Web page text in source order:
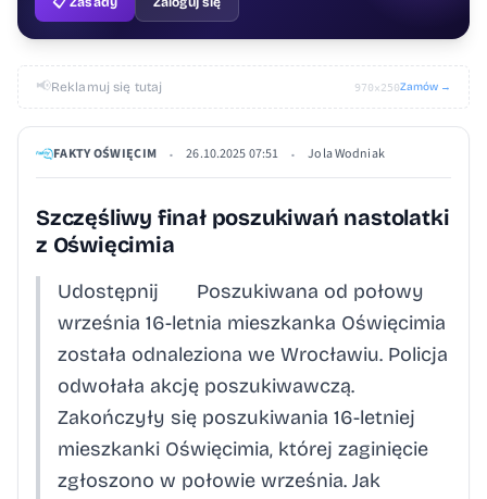
📢Reklamuj się tutaj 970×250Zamów →
FAKTY OŚWIĘCIM • 26.10.2025 07:51 • Jola Wodniak
Szczęśliwy finał poszukiwań nastolatki
z Oświęcimia
Udostępnij Poszukiwana od połowy
września 16-letnia mieszkanka Oświęcimia
została odnaleziona we Wrocławiu. Policja
odwołała akcję poszukiwawczą.
Zakończyły się poszukiwania 16-letniej
mieszkanki Oświęcimia, której zaginięcie
zgłoszono w połowie września. Jak